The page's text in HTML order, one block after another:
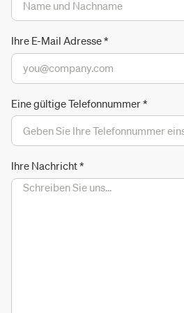
Ihre E-Mail Adresse*
Eine gültige Telefonnummer*
Ihre Nachricht*